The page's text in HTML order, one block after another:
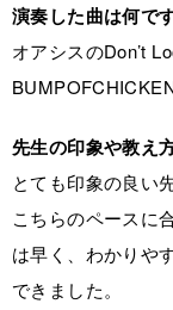
演奏した曲は何で
オアシスのDon’t
先生の印象や教え
とても印象の良い
こちらのペースに
は早く、わかりや
できました。